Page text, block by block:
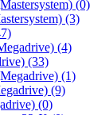
(0)
(3)
(4)
(33)
(1)
(9)
(0)